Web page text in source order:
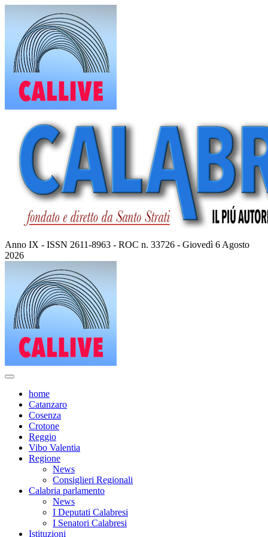
contenuto
Anno IX - ISSN 2611-8963 - ROC n. 33726 - Giovedì 6 Agosto
2026
home
Catanzaro
Cosenza
Crotone
Reggio
Vibo Valentia
Regione
News
Consiglieri Regionali
Calabria parlamento
News
I Deputati Calabresi
I Senatori Calabresi
Istituzioni